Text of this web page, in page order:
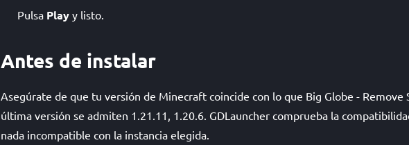
Pulsa Play y listo.
Antes de instalar
Asegúrate de que tu versión de Minecraft coincide con lo que Big Globe - Remove
última versión se admiten 1.21.11, 1.20.6. GDLauncher comprueba la
nada incompatible con la instancia elegida.